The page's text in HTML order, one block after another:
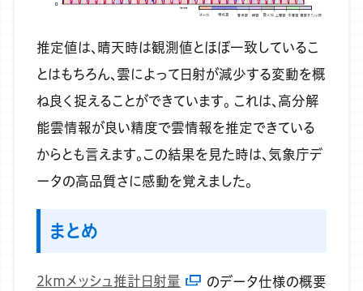
推定値は、晴天時は観測値とほぼ一致しているこ
とはもちろん、雲によって日射が減少する変動を概
ね良く捉えることができています。 これは、高分解
能雲情報が良い精度で雲情報を推定できている
からとも言えます。この結果を見た時は、気象庁デ
ータの高品質さに感動を覚えました。
まとめ
2kmメッシュ推計日射量
のデータ仕様の概要